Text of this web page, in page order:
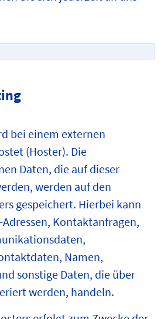
bei einem externen
(Hoster). Die
Daten, die auf dieser
werden auf den
gespeichert. Hierbei kann
Adressen, Kontaktanfragen,
Namen,
sonstige Daten, die über
werden, handeln.